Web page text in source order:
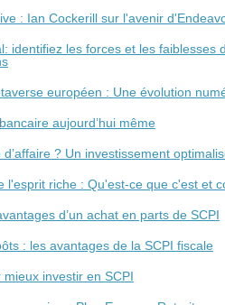
: Ian Cockerill sur l'avenir
identifiez les forces et les faiblesses
européen : Une évolution
aujourd’hui même
? Un investissement
l'esprit riche : Qu'est-ce que c'est et
d’un achat en parts de SCPI
: les avantages de la SCPI fiscale
investir en SCPI